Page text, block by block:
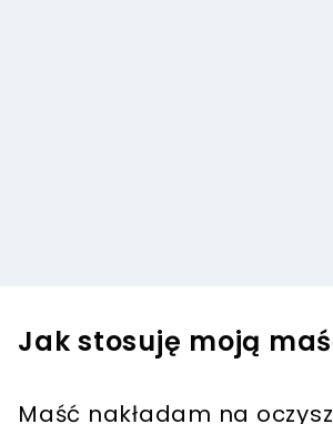
Jak stosuję moją
Maść nakładam na